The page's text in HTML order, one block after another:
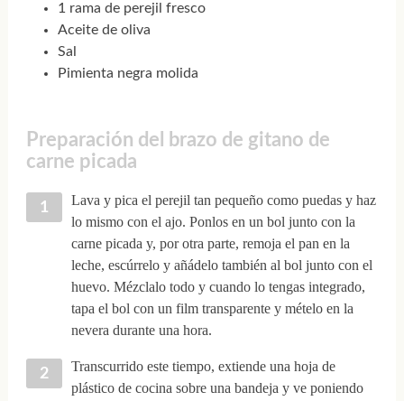
1 rama de perejil fresco
Aceite de oliva
Sal
Pimienta negra molida
Preparación del brazo de gitano de
carne picada
Lava y pica el perejil tan pequeño como puedas y haz
lo mismo con el ajo. Ponlos en un bol junto con la
carne picada y, por otra parte, remoja el pan en la
leche, escúrrelo y añádelo también al bol junto con el
huevo. Mézclalo todo y cuando lo tengas integrado,
tapa el bol con un film transparente y mételo en la
nevera durante una hora.
Transcurrido este tiempo, extiende una hoja de
plástico de cocina sobre una bandeja y ve poniendo